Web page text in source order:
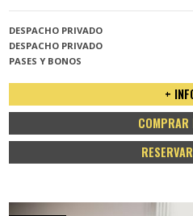
DESPACHO PRIVADO
DESPACHO PRIVADO
PASES Y BONOS
+
COMPRAR